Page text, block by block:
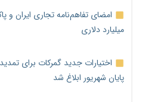
میلیارد دلاری
اختیارات جدید گمرکات برای
پایان شهریور ابلاغ شد